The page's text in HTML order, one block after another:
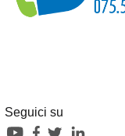
Seguici su